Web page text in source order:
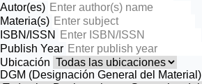
Autor(es)
Materia(s)
ISBN/ISSN
Publish Year
Ubicación
DGM (Designación General del Material)